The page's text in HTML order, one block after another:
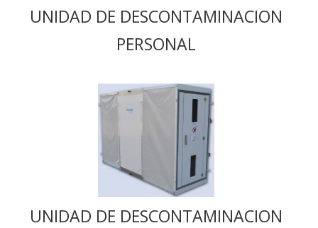
UNIDAD DE DESCONTAMINACION
PERSONAL
UNIDAD DE DESCONTAMINACION